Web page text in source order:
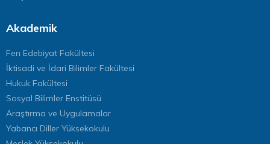
Akademik
Fen Edebiyat Fakültesi
İktisadi ve İdari Bilimler Fakültesi
Hukuk Fakültesi
Sosyal Bilimler Enstitüsü
Araştırma ve Uygulamalar
Yabancı Diller Yüksekokulu